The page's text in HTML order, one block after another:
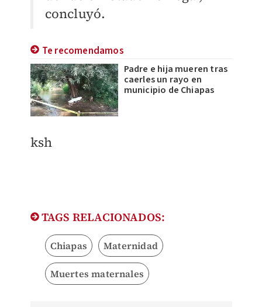
concluyó.
Te recomendamos
Padre e hija mueren tras
caerles un rayo en
municipio de Chiapas
ksh
TAGS RELACIONADOS:
Chiapas Maternidad
Muertes maternales